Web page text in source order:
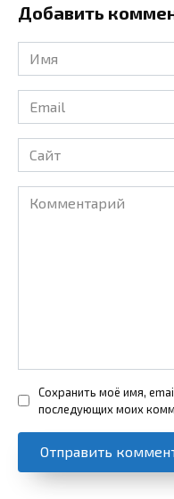
Добавить
Имя
*
Email
*
Сайт
Комментарий
Сохранить моё имя,
последующих моих